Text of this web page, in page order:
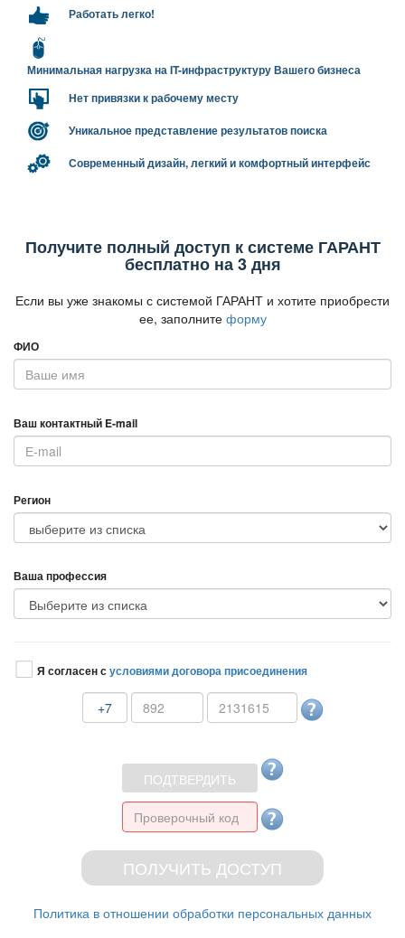
Работать легко!
Минимальная нагрузка на IT-инфраструктуру Вашего бизнеса
Нет привязки к рабочему месту
Уникальное представление результатов поиска
Современный дизайн, легкий и комфортный интерфейс
Получите полный доступ к системе ГАРАНТ
есплатно на 3 дня
Если вы уже знакомы с системой ГАРАНТ и хотите приобрести
ее, заполните форму
ФИО
аш контактный E-mail
Регион
аша профессия
Я согласен сусловиями договора присоединения
+7
Политика в отношении обработки персональных данных